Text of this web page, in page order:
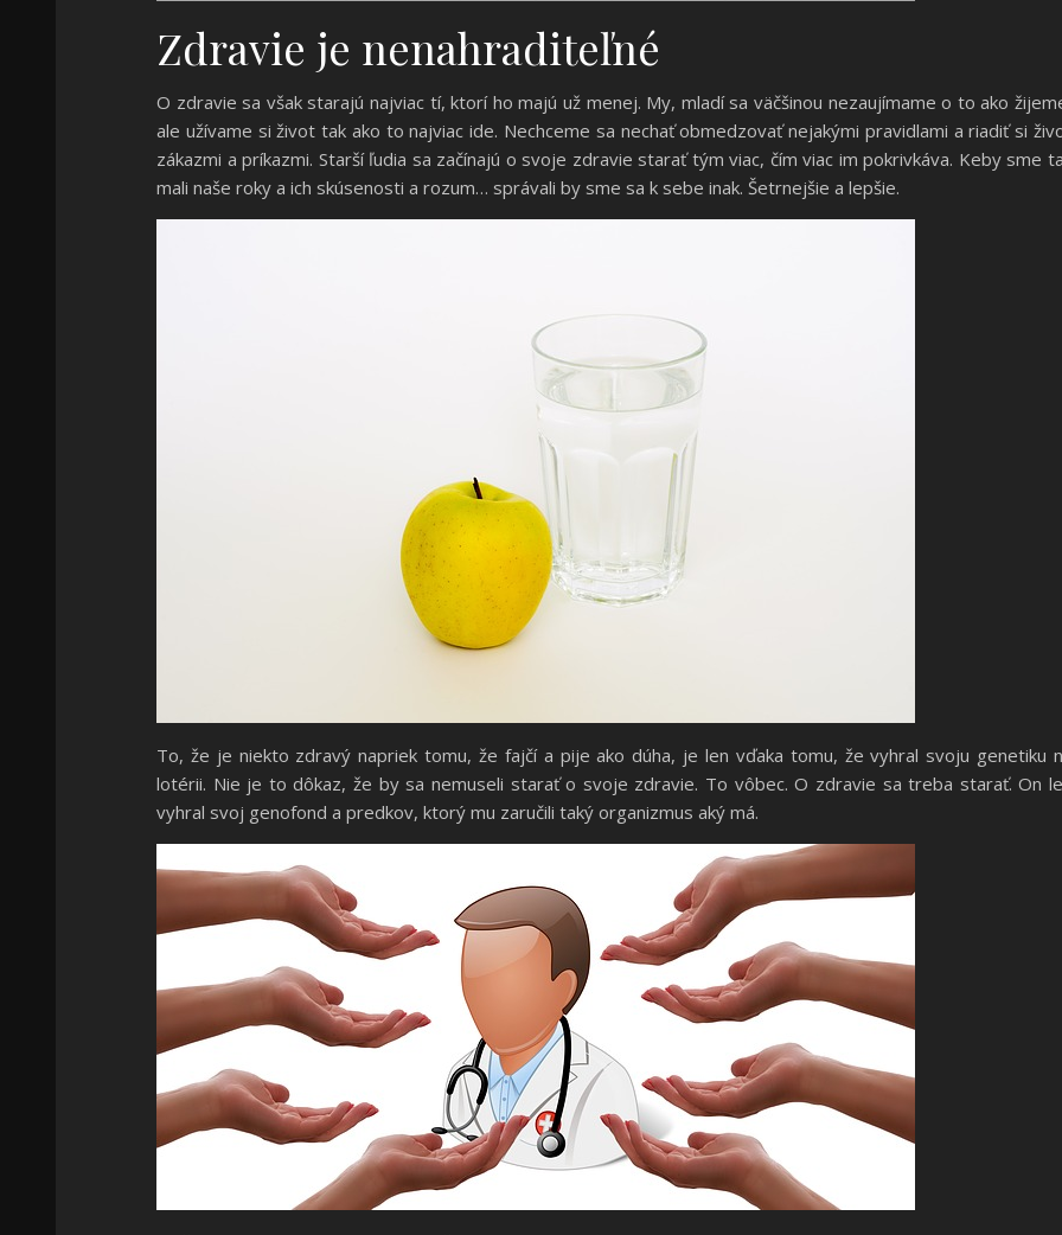
Zdravie je nenahraditeľné
O zdravie sa však starajú najviac tí, ktorí ho majú už menej. My, mladí sa väčšinou nezaujímame o to ako
ale užívame si život tak ako to najviac ide. Nechceme sa nechať obmedzovať nejakými pravidlami a riadiť si
zákazmi a príkazmi. Starší ľudia sa začínajú o svoje zdravie starať tým viac, čím viac im pokrivkáva. Keby sme
mali naše roky a ich skúsenosti a rozum… správali by sme sa k sebe inak. Šetrnejšie a lepšie.
To, že je niekto zdravý napriek tomu, že fajčí a pije ako dúha, je len vďaka tomu, že vyhral svoju genetiku
lotérii. Nie je to dôkaz, že by sa nemuseli starať o svoje zdravie. To vôbec. O zdravie sa treba starať. On
vyhral svoj genofond a predkov, ktorý mu zaručili taký organizmus aký má.